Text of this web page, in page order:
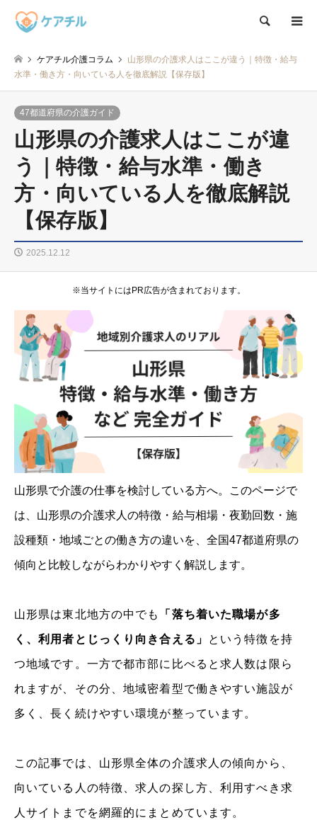
検索
ケアチル介護コラム
山形県の介護求人はここが違う｜特徴・給与
水準・働き方・向いている人を徹底解説【保存版】
47都道府県の介護ガイド
山形県の介護求人はここが違
う｜特徴・給与水準・働き
方・向いている人を徹底解説
【保存版】
2025.12.12
※当サイトにはPR広告が含まれております。
山形県で介護の仕事を検討している方へ。このページで
は、山形県の介護求人の特徴・給与相場・夜勤回数・施
設種類・地域ごとの働き方の違いを、全国47都道府県の
傾向と比較しながらわかりやすく解説します。
山形県は東北地方の中でも 「落ち着いた職場が多
く、利用者とじっくり向き合える」 という特徴を持
つ地域です。一方で都市部に比べると求人数は限ら
れますが、その分、地域密着型で働きやすい施設が
多く、長く続けやすい環境が整っています。
この記事では、山形県全体の介護求人の傾向から、
向いている人の特徴、求人の探し方、利用すべき求
人サイトまでを網羅的にまとめています。